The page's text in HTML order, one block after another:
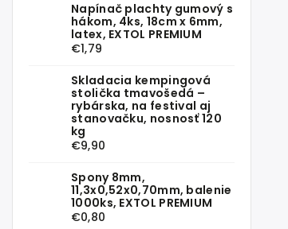
Napínač plachty gumový s
hákom, 4ks, 18cm x 6mm,
latex, EXTOL PREMIUM
€1,79
Skladacia kempingová
stolička tmavošedá –
rybárska, na festival aj
stanovačku, nosnosť 120
kg
€9,90
Spony 8mm,
11,3x0,52x0,70mm, balenie
1000ks, EXTOL PREMIUM
€0,80